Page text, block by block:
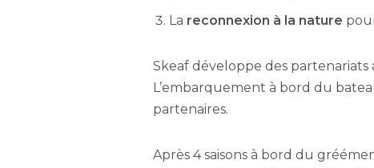
La reconnexion à la nature
Skeaf développe des partenariats
L’embarquement à bord du
partenaires.
Après 4 saisons à bord du